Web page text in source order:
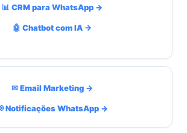
📊 CRM para WhatsApp →
🤖 Chatbot com IA →
✉ Email Marketing →
Notificações WhatsApp →